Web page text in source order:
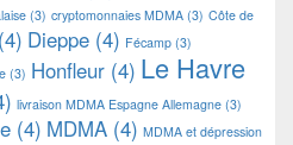
(3) cryptomonnaies MDMA (3) Côte de
(4) Dieppe (4) Fécamp (3)
(3) Honfleur (4) Le Havre
livraison MDMA Espagne Allemagne (3)
(4) MDMA (4) MDMA et dépression